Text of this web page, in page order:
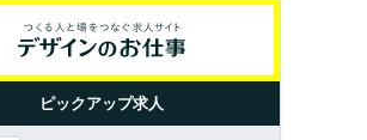
ピックアップ求人